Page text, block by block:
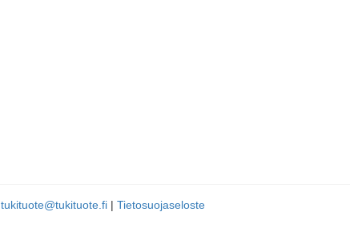
tukituote@tukituote.fi | Tietosuojaseloste